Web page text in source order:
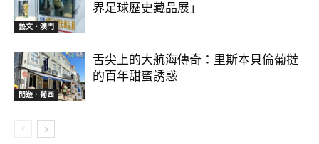
藝文‧澳門
界足球歷史藏品展」
閒遊．葡西
舌尖上的大航海傳奇：里斯本貝倫葡撻
的百年甜蜜誘惑